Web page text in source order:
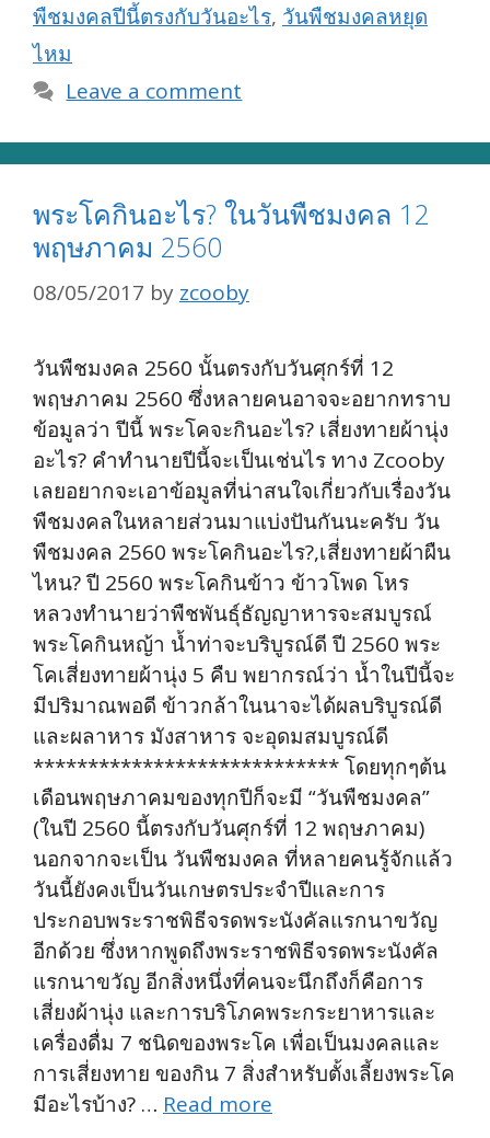
พืชมงคลปีนี้ตรงกับวันอะไร, วันพืชมงคลหยุด
ไหม
Leave a comment
พระโคกินอะไร? ในวันพืชมงคล 12
พฤษภาคม 2560
08/05/2017 by zcooby
วันพืชมงคล 2560 นั้นตรงกับวันศุกร์ที่ 12
พฤษภาคม 2560 ซึ่งหลายคนอาจจะอยากทราบ
ข้อมูลว่า ปีนี้ พระโคจะกินอะไร? เสี่ยงทายผ้านุ่ง
อะไร? คำทำนายปีนี้จะเป็นเช่นไร ทาง Zcooby
เลยอยากจะเอาข้อมูลที่น่าสนใจเกี่ยวกับเรื่องวัน
พืชมงคลในหลายส่วนมาแบ่งปันกันนะครับ วัน
พืชมงคล 2560 พระโคกินอะไร?,เสี่ยงทายผ้าผืน
ไหน? ปี 2560 พระโคกินข้าว ข้าวโพด โหร
หลวงทำนายว่าพืชพันธุ์ธัญญาหารจะสมบูรณ์
พระโคกินหญ้า น้ำท่าจะบริบูรณ์ดี ปี 2560 พระ
โคเสี่ยงทายผ้านุ่ง 5 คืบ พยากรณ์ว่า น้ำในปีนี้จะ
มีปริมาณพอดี ข้าวกล้าในนาจะได้ผลบริบูรณ์ดี
และผลาหาร มังสาหาร จะอุดมสมบูรณ์ดี
**************************** โดยทุกๆต้น
เดือนพฤษภาคมของทุกปีก็จะมี “วันพืชมงคล”
(ในปี 2560 นี้ตรงกับวันศุกร์ที่ 12 พฤษภาคม)
นอกจากจะเป็น วันพืชมงคล ที่หลายคนรู้จักแล้ว
วันนี้ยังคงเป็นวันเกษตรประจำปีและการ
ประกอบพระราชพิธีจรดพระนังคัลแรกนาขวัญ
อีกด้วย ซึ่งหากพูดถึงพระราชพิธีจรดพระนังคัล
แรกนาขวัญ อีกสิ่งหนึ่งที่คนจะนึกถึงก็คือการ
เสี่ยงผ้านุ่ง และการบริโภคพระกระยาหารและ
เครื่องดื่ม 7 ชนิดของพระโค เพื่อเป็นมงคลและ
การเสี่ยงทาย ของกิน 7 สิ่งสำหรับตั้งเลี้ยงพระโค
มีอะไรบ้าง? … Read more